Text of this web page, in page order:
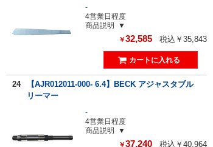
-
4営業日程度
商品説明
￥32,585 税込￥35,843
24
【AJR012011-000- 6.4】BECK アジャスタブル
リーマー
-
4営業日程度
商品説明
￥37,240 税込￥40,964